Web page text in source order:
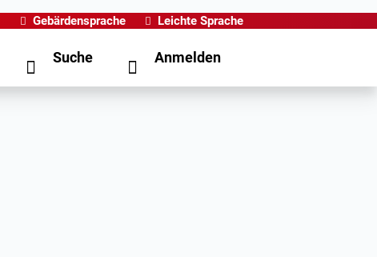
Gebärdensprache Leichte Sprache
Suche Anmelden